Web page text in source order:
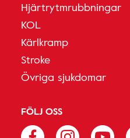
Hjärtrytmrubbningar
KOL
Kärlkramp
Stroke
Övriga sjukdomar
FÖLJ OSS